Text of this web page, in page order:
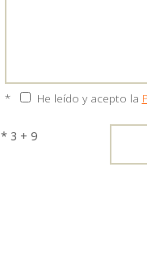
* He leído y acepto la
* 3 + 9